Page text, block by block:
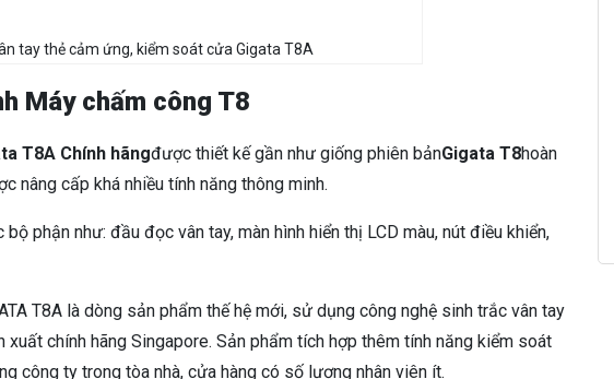
tay thẻ cảm ứng, kiểm soát cửa Gigata T8A
Máy chấm công T8
T8A Chính hãngđược thiết kế gần như giống phiên bảnGigata T8hoàn
nâng cấp khá nhiều tính năng thông minh.
phận như: đầu đọc vân tay, màn hình hiển thị LCD màu, nút điều khiển,
T8A là dòng sản phẩm thế hệ mới, sử dụng công nghệ sinh trắc vân tay
xuất chính hãng Singapore. Sản phẩm tích hợp thêm tính năng kiểm soát
công ty trong tòa nhà, cửa hàng có số lượng nhân viên ít.